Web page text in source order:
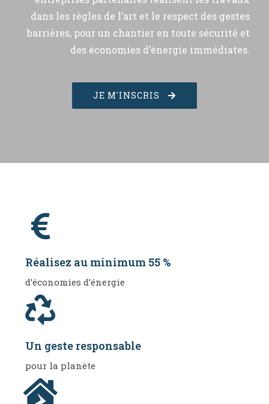
dans les règles de l’art et le respect des gestes
barrières, pour un chantier en toute sécurité et
des économies d’énergie immédiates.
JE M'INSCRIS
Réalisez au minimum 55 %
d’économies d’énergie
Un geste responsable
pour la planète